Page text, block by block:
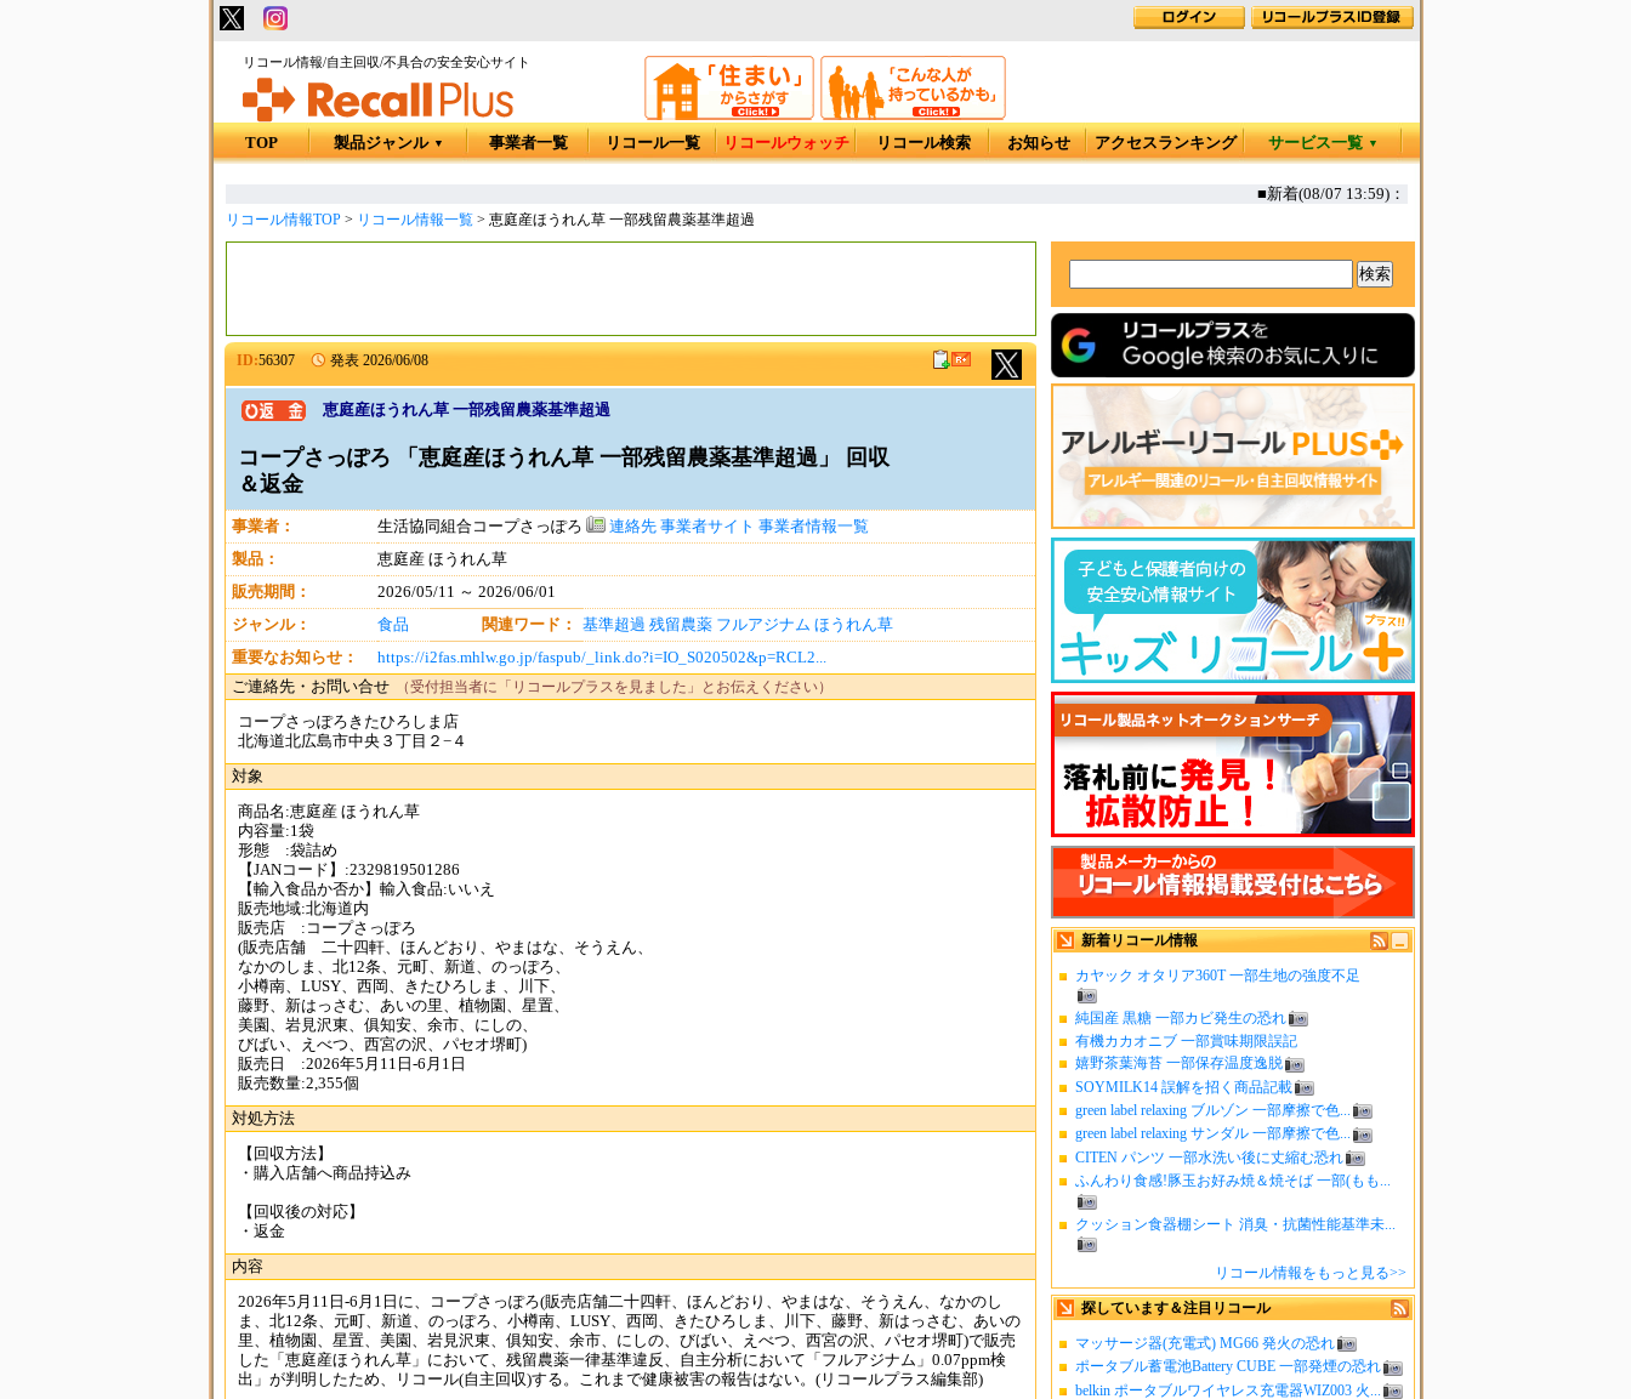
リコール情報/自主回収/不具合の安全安心サイト
TOP 製品ジャンル ▼ 事業者一覧 リコール一覧 リコールウォッチ リコール検索 お知らせ アクセスランキング サービス一覧 ▼
■新着(08/07 13:59)：◆
リコール情報TOP> リコール情報一覧> 恵庭産ほうれん草 一部残留農薬基準超過
新着リコール情報
カヤック オタリア360T 一部生地の強度不足
純国産 黒糖 一部カビ発生の恐れ
有機カカオニブ 一部賞味期限誤記
嬉野茶葉海苔 一部保存温度逸脱
SOYMILK14 誤解を招く商品記載
green label relaxing ブルゾン 一部摩擦で色...
green label relaxing サンダル 一部摩擦で色...
CITEN パンツ 一部水洗い後に丈縮む恐れ
ふんわり食感!豚玉お好み焼＆焼そば 一部(もも...
クッション食器棚シート 消臭・抗菌性能基準未...
リコール情報をもっと見る>>
探しています＆注目リコール
マッサージ器(充電式) MG66 発火の恐れ
ポータブル蓄電池Battery CUBE 一部発煙の恐れ
belkin ポータブルワイヤレス充電器WIZ003 火...
ID:56307 発表 2026/06/08
恵庭産ほうれん草 一部残留農薬基準超過
コープさっぽろ 「恵庭産ほうれん草 一部残留農薬基準超過」 回収
＆返金
事業者： 生活協同組合コープさっぽろ 連絡先 事業者サイト 事業者情報一覧
製品：
恵庭産 ほうれん草
販売期間：
2026/05/11 ～ 2026/06/01
ジャンル：
食品 関連ワード： 基準超過 残留農薬 フルアジナム ほうれん草
重要なお知らせ：
https://i2fas.mhlw.go.jp/faspub/_link.do?i=IO_S020502&p=RCL2...
ご連絡先・お問い合せ
（受付担当者に「リコールプラスを見ました」とお伝えください）
コープさっぽろきたひろしま店
北海道北広島市中央３丁目２−４
対象
商品名:恵庭産 ほうれん草
内容量:1袋
形態 :袋詰め
【JANコード】:2329819501286
【輸入食品か否か】輸入食品:いいえ
販売地域:北海道内
販売店 :コープさっぽろ
(販売店舗 二十四軒、ほんどおり、やまはな、そうえん、
なかのしま、北12条、元町、新道、のっぽろ、
小樽南、LUSY、西岡、きたひろしま 、川下、
藤野、新はっさむ、あいの里、植物園、星置、
美園、岩見沢東、俱知安、余市、にしの、
びばい、えべつ、西宮の沢、パセオ堺町)
販売日 :2026年5月11日-6月1日
販売数量:2,355個
対処方法
【回収方法】
・購入店舗へ商品持込み
【回収後の対応】
・返金
内容
2026年5月11日-6月1日に、コープさっぽろ(販売店舗二十四軒、ほんどおり、やまはな、そうえん、なかのし
ま、北12条、元町、新道、のっぽろ、小樽南、LUSY、西岡、きたひろしま、川下、藤野、新はっさむ、あいの
里、植物園、星置、美園、岩見沢東、俱知安、余市、にしの、びばい、えべつ、西宮の沢、パセオ堺町)で販売
した「恵庭産ほうれん草」において、残留農薬一律基準違反、自主分析において「フルアジナム」0.07ppm検
出」が判明したため、リコール(自主回収)する。これまで健康被害の報告はない。(リコールプラス編集部)